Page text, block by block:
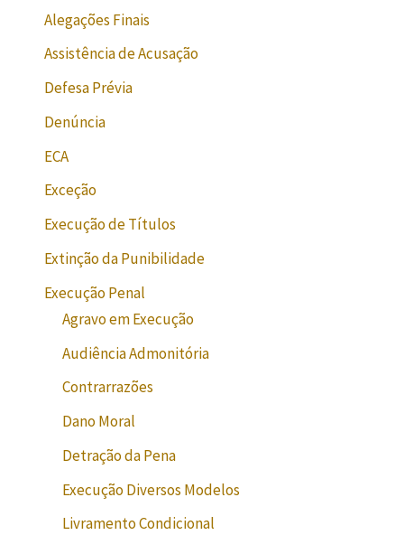
Alegações Finais
Assistência de Acusação
Defesa Prévia
Denúncia
ECA
Exceção
Execução de Títulos
Extinção da Punibilidade
Execução Penal
Agravo em Execução
Audiência Admonitória
Contrarrazões
Dano Moral
Detração da Pena
Execução Diversos Modelos
Livramento Condicional